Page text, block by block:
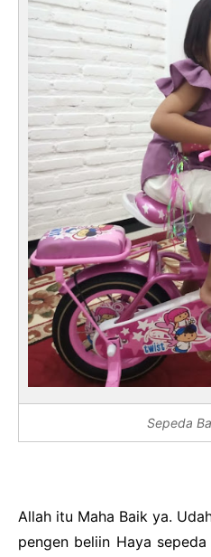
Sepeda
Allah itu Maha Baik ya.
pengen beliin Haya